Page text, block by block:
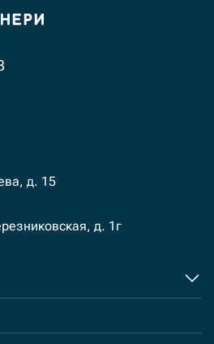
д. 15
д. 1г